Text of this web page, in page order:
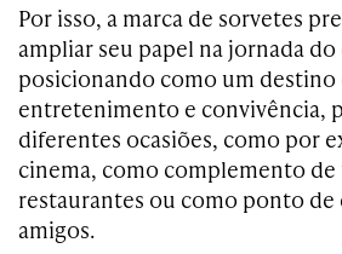
Por isso, a marca de sorvetes
ampliar seu papel na jornada
posicionando como um destino
entretenimento e convivência,
diferentes ocasiões, como por
cinema, como complemento de
restaurantes ou como ponto
amigos.